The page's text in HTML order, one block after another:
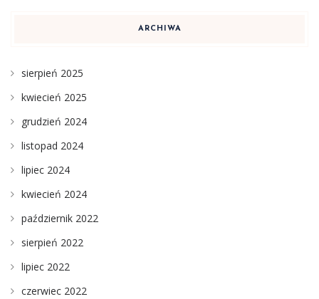
ARCHIWA
sierpień 2025
kwiecień 2025
grudzień 2024
listopad 2024
lipiec 2024
kwiecień 2024
październik 2022
sierpień 2022
lipiec 2022
czerwiec 2022